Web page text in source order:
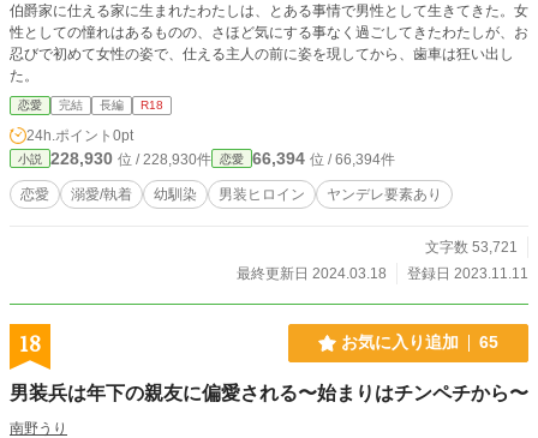
伯爵家に仕える家に生まれたわたしは、とある事情で男性として生きてきた。女
性としての憧れはあるものの、さほど気にする事なく過ごしてきたわたしが、お
忍びで初めて女性の姿で、仕える主人の前に姿を現してから、歯車は狂い出し
た。
恋愛 完結 長編 R18
24h.ポイント 0pt
小説 228,930 位 / 228,930件 恋愛 66,394 位 / 66,394件
恋愛 溺愛/執着 幼馴染 男装ヒロイン ヤンデレ要素あり
文字数 53,721
最終更新日 2024.03.18
登録日 2023.11.11
18 お気に入り追加 65
男装兵は年下の親友に偏愛される〜始まりはチンペチから〜
南野うり